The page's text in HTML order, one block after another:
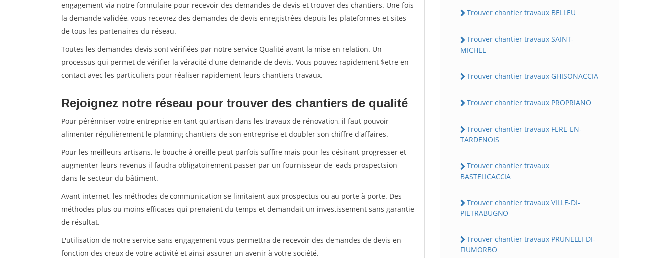
engagement via notre formulaire pour recevoir des demandes de devis et trouver des chantiers. Une fois
la demande validée, vous recevrez des demandes de devis enregistrées depuis les plateformes et sites
de tous les partenaires du réseau.
Toutes les demandes devis sont vérifiées par notre service Qualité avant la mise en relation. Un
processus qui permet de vérifier la véracité d'une demande de devis. Vous pouvez rapidement $etre en
contact avec les particuliers pour réaliser rapidement leurs chantiers travaux.
Rejoignez notre réseau pour trouver des chantiers de qualité
Pour pérénniser votre entreprise en tant qu'artisan dans les travaux de rénovation, il faut pouvoir
alimenter régulièrement le planning chantiers de son entreprise et doubler son chiffre d'affaires.
Pour les meilleurs artisans, le bouche à oreille peut parfois suffire mais pour les désirant progresser et
augmenter leurs revenus il faudra obligatoirement passer par un fournisseur de leads prospectsion
dans le secteur du bâtiment.
Avant internet, les méthodes de communication se limitaient aux prospectus ou au porte à porte. Des
méthodes plus ou moins efficaces qui prenaient du temps et demandait un investissement sans garantie
de résultat.
L'utilisation de notre service sans engagement vous permettra de recevoir des demandes de devis en
fonction des creux de votre activité et ainsi assurer un avenir à votre société.
Trouver chantier travaux BELLEU
Trouver chantier travaux SAINT-
MICHEL
Trouver chantier travaux GHISONACCIA
Trouver chantier travaux PROPRIANO
Trouver chantier travaux FERE-EN-
TARDENOIS
Trouver chantier travaux
BASTELICACCIA
Trouver chantier travaux VILLE-DI-
PIETRABUGNO
Trouver chantier travaux PRUNELLI-DI-
FIUMORBO